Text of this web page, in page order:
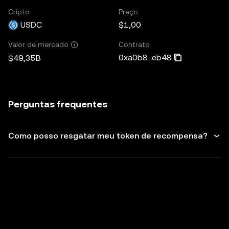
Cripto
USDC
Preço
$1,00
Valor de mercado
$49,35B
Contrato
0xa0b8...eb48
Perguntas frequentes
Como posso resgatar meu token de recompensa?